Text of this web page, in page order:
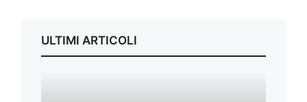
ULTIMI ARTICOLI